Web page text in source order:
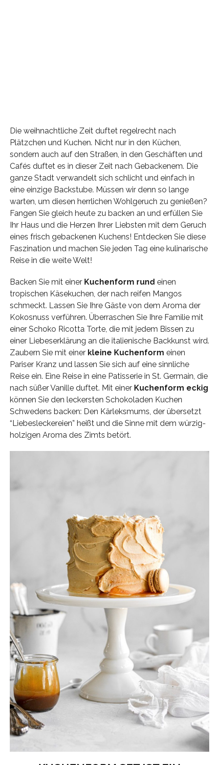
Die weihnachtliche Zeit duftet regelrecht nach
Plätzchen und Kuchen. Nicht nur in den Küchen,
sondern auch auf den Straßen, in den Geschäften und
Cafés duftet es in dieser Zeit nach Gebackenem. Die
ganze Stadt verwandelt sich schlicht und einfach in
eine einzige Backstube. Müssen wir denn so lange
warten, um diesen herrlichen Wohlgeruch zu genießen?
Fangen Sie gleich heute zu backen an und erfüllen Sie
Ihr Haus und die Herzen Ihrer Liebsten mit dem Geruch
eines frisch gebackenen Kuchens! Entdecken Sie diese
Faszination und machen Sie jeden Tag eine kulinarische
Reise in die weite Welt!
Backen Sie mit einer Kuchenform rund einen
tropischen Käsekuchen, der nach reifen Mangos
schmeckt. Lassen Sie Ihre Gäste von dem Aroma der
Kokosnuss verführen. Überraschen Sie Ihre Familie mit
einer Schoko Ricotta Torte, die mit jedem Bissen zu
einer Liebeserklärung an die italienische Backkunst wird.
Zaubern Sie mit einer kleine Kuchenform einen
Pariser Kranz und lassen Sie sich auf eine sinnliche
Reise ein. Eine Reise in eine Patisserie in St. Germain, die
nach süßer Vanille duftet. Mit einer Kuchenform eckig
können Sie den leckersten Schokoladen Kuchen
Schwedens backen: Den Kärleksmums, der übersetzt
“Liebesleckereien” heißt und die Sinne mit dem würzig-
holzigen Aroma des Zimts betört.